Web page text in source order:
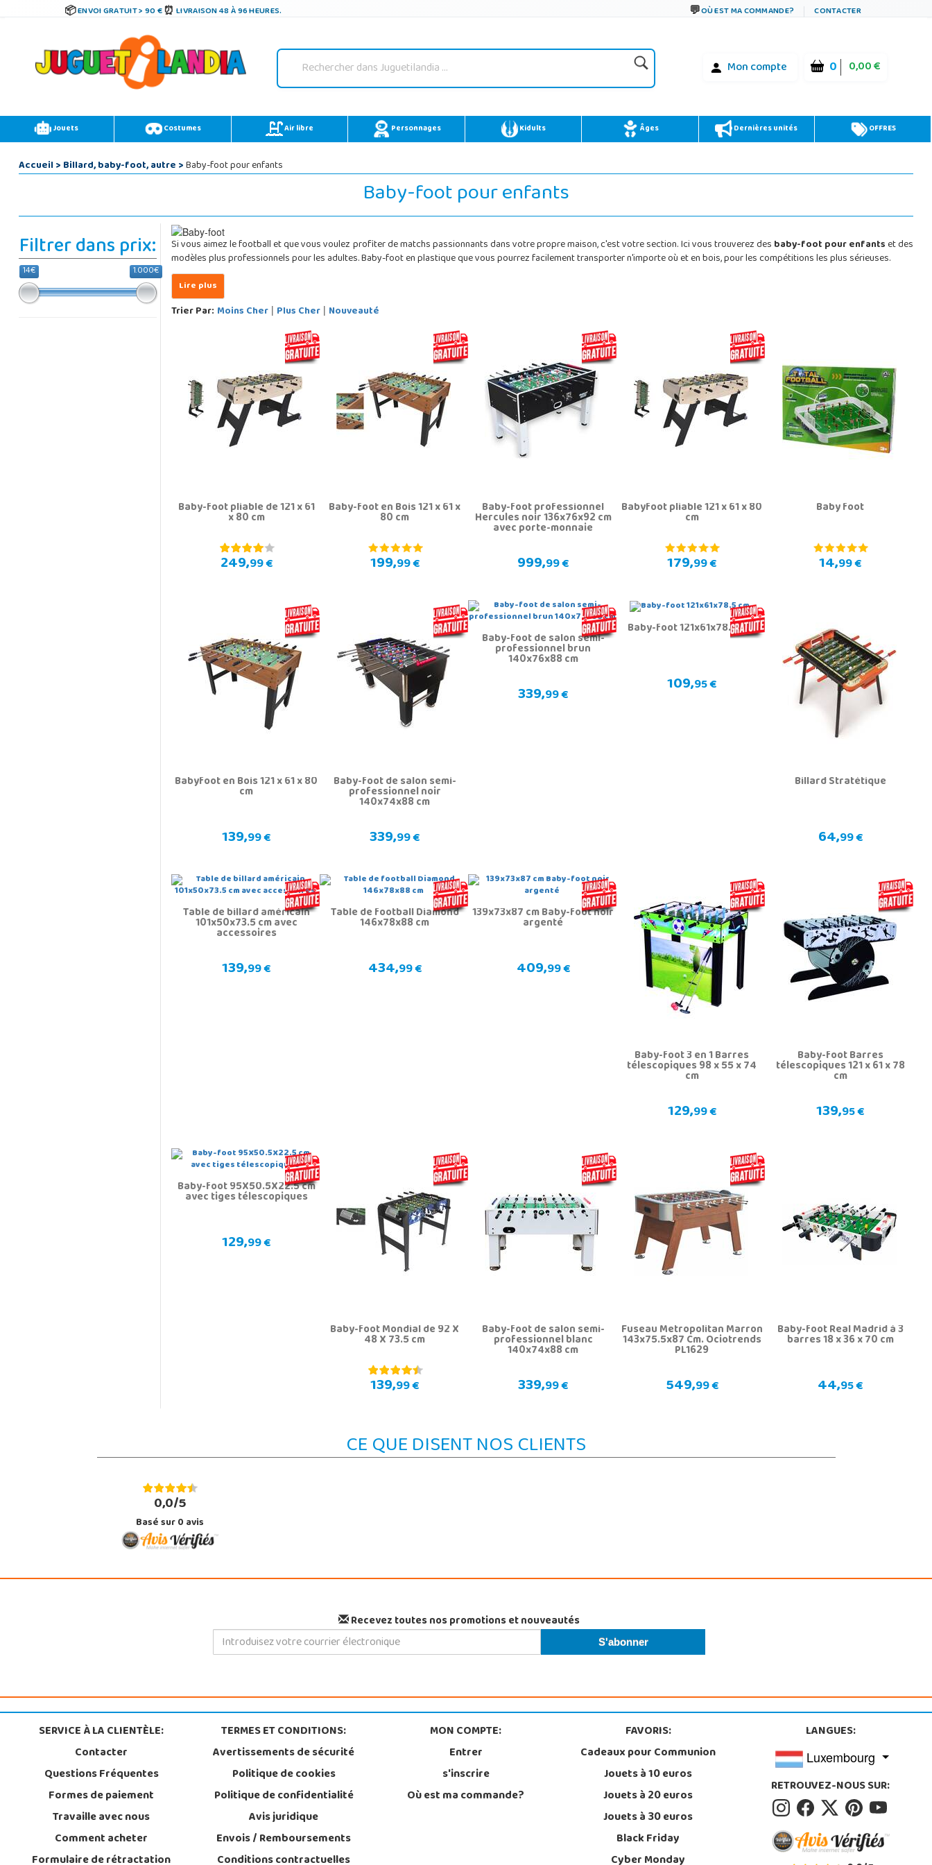
ENVOI GRATUIT > 90 € LIVRAISON 48 À 96 HEURES. OÙ EST MA COMMANDE? CONTACTER
Mon compte 0 0,00 €
Jouets Costumes Air libre Personnages Kidults Âges Dernières unités OFFRES
Accueil>Billard, baby-foot, autre>Baby-foot pour enfants
Baby-foot pour enfants
Filtrer dans prix:
14€ 1.000€
Si vous aimez le football et que vous voulez profiter de matchs passionnants dans votre propre maison, c'est votre section. Ici vous trouverez desbaby-foot pour enfantset des
modèles plus professionnels pour les adultes. Baby-foot en plastique que vous pourrez facilement transporter n'importe où et en bois, pour les compétitions les plus sérieuses.
Trier Par: Moins Cher| Plus Cher| Nouveauté
Baby-foot pliable de 121 x 61
x 80 cm
249,99 €
Baby-foot en Bois 121 x 61 x
80 cm
199,99 €
Baby-foot professionnel
Hercules noir 136x76x92 cm
avec porte-monnaie
999,99 €
Babyfoot pliable 121 x 61 x 80
cm
179,99 €
Baby foot
14,99 €
Babyfoot en Bois 121 x 61 x 80
cm
139,99 €
Baby-foot de salon semi-
professionnel noir
140x74x88 cm
339,99 €
Baby-foot de salon semi-
professionnel brun
140x76x88 cm
339,99 €
Baby-foot 121x61x78.5 cm.
109,95 €
Billard Stratétique
64,99 €
Table de billard américain
101x50x73.5 cm avec
accessoires
139,99 €
Table de football Diamond
146x78x88 cm
434,99 €
139x73x87 cm Baby-foot noir
argenté
409,99 €
Baby-foot 3 en 1 Barres
télescopiques 98 x 55 x 74
cm
129,99 €
Baby-foot Barres
télescopiques 121 x 61 x 78
cm
139,95 €
Baby-foot 95X50.5X22.5 cm
avec tiges télescopiques
129,99 €
Baby-foot Mondial de 92 X
48 X 73.5 cm
139,99 €
Baby-foot de salon semi-
professionnel blanc
140x74x88 cm
339,99 €
Fuseau Metropolitan Marron
143x75.5x87 Cm. Ociotrends
PL1629
549,99 €
Baby-foot Real Madrid à 3
barres 18 x 36 x 70 cm
44,95 €
CE QUE DISENT NOS CLIENTS
0,0/5
Basé sur0avis
Recevez toutes nos promotions et nouveautés
SERVICE À LA CLIENTÈLE:
Contacter
Questions Fréquentes
Formes de paiement
Travaille avec nous
Comment acheter
TERMES ET CONDITIONS:
Avertissements de sécurité
Politique de cookies
Politique de confidentialité
Avis juridique
Envois / Remboursements
MON COMPTE:
Entrer
s'inscrire
Où est ma commande?
FAVORIS:
Cadeaux pour Communion
Jouets à 10 euros
Jouets à 20 euros
Jouets à 30 euros
Black Friday
LANGUES:
Luxembourg
RETROUVEZ-NOUS SUR: